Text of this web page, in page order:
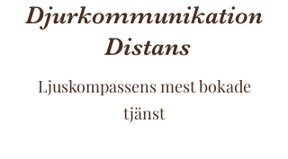
Djurkommunikation
Distans
Ljuskompassens mest bokade
tjänst